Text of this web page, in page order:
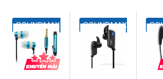
SOUNDMAX SOUNDMAX